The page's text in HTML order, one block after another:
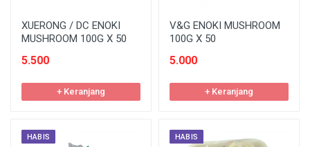
XUERONG / DC ENOKI
MUSHROOM 100G X 50
5.500
+ Keranjang
V&G ENOKI MUSHROOM
100G X 50
5.000
+ Keranjang
HABIS HABIS